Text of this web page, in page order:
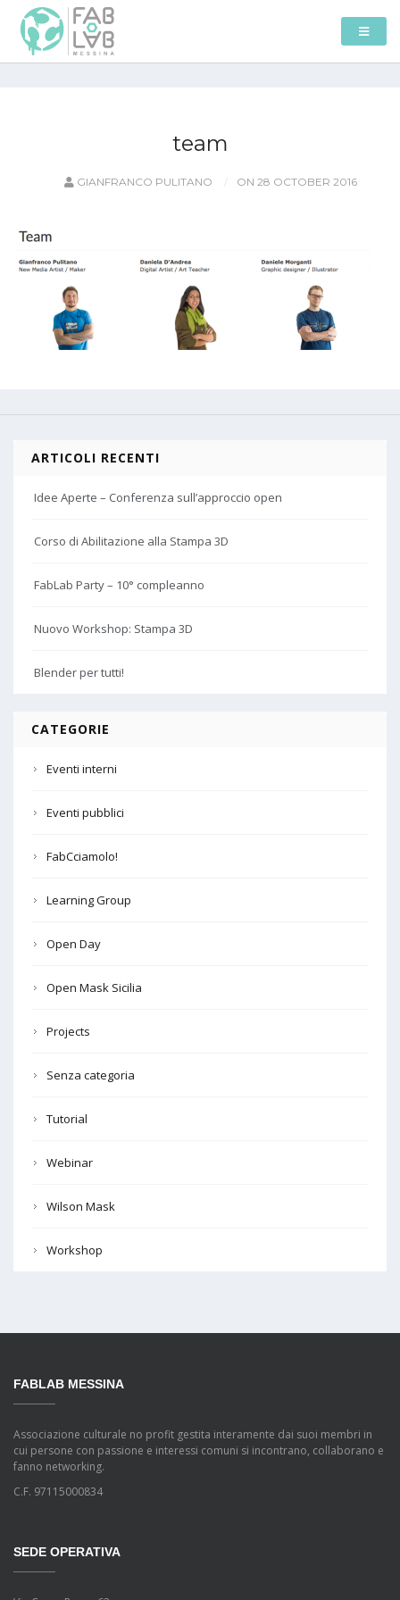
team
GIANFRANCO PULITANO ON 28 OCTOBER 2016
ARTICOLI RECENTI
Idee Aperte – Conferenza sull’approccio open
Corso di Abilitazione alla Stampa 3D
FabLab Party – 10° compleanno
Nuovo Workshop: Stampa 3D
Blender per tutti!
CATEGORIE
Eventi interni
Eventi pubblici
FabCciamolo!
Learning Group
Open Day
Open Mask Sicilia
Projects
Senza categoria
Tutorial
Webinar
Wilson Mask
Workshop
FABLAB MESSINA
Associazione culturale no profit gestita interamente dai suoi membri in
cui persone con passione e interessi comuni si incontrano, collaborano e
fanno networking.
C.F. 97115000834
SEDE OPERATIVA